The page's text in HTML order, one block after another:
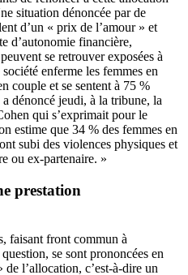
situation dénoncée par de
d’un « prix de l’amour » et
d’autonomie financière,
se retrouver exposées à
enferme les femmes en
couple et se sentent à 75 %
dénoncé jeudi, à la tribune, la
qui s’exprimait pour le
estime que 34 % des femmes en
subi des violences physiques et
ou ex-partenaire. »
prestation
faisant front commun à
se sont prononcées en
de l’allocation, c’est-à-dire un